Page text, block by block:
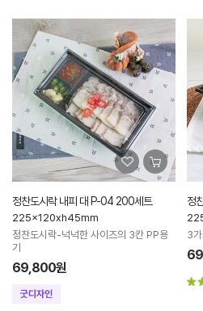
정찬도시락 내피 대 P-04 200세트
225x120xh45mm
정찬도시락-넉넉한 사이즈의 3칸 PP용
기
69,800원
정
3